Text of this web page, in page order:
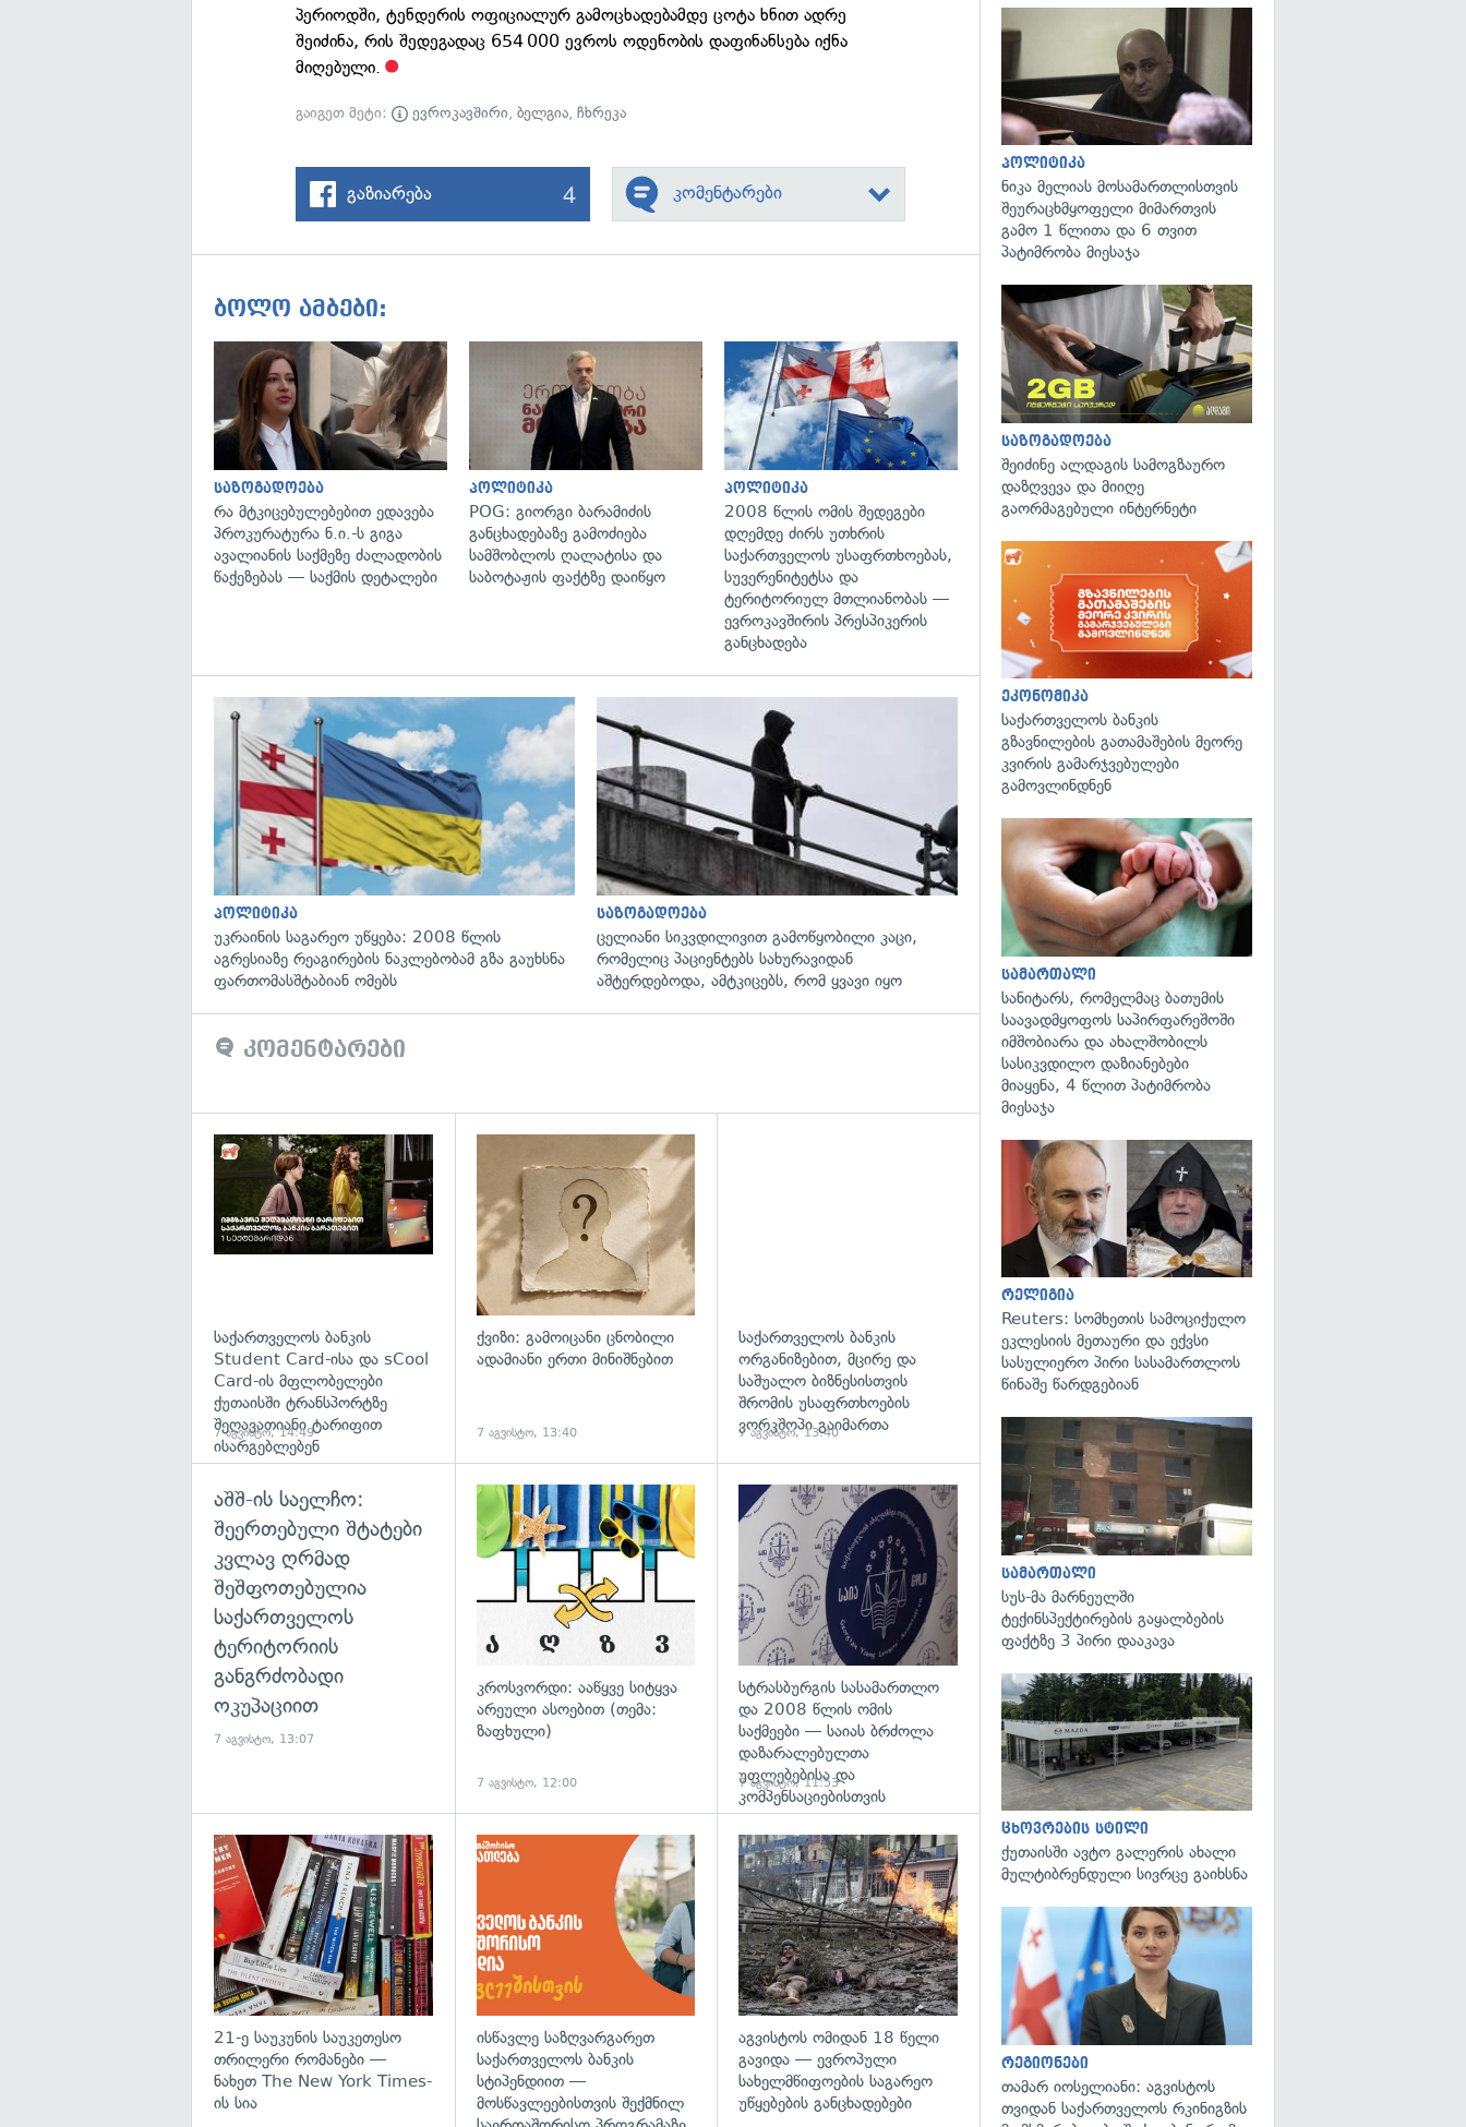
პერიოდში, ტენდერის ოფიციალურ გამოცხადებამდე ცოტა ხნით ადრე
შეიძინა, რის შედეგადაც 654 000 ევროს ოდენობის დაფინანსება იქნა
მიღებული.
გაიგეთ მეტი: ევროკავშირი,ბელგია,ჩხრეკა
გაზიარება 4 კომენტარები
ბოლო ამბები:
საზოგადოება
რა მტკიცებულებებით ედავება
პროკურატურა ნ.ი.-ს გიგა
ავალიანის საქმეზე ძალადობის
წაქეზებას — საქმის დეტალები
გადახედვა
პოლიტიკა
POG: გიორგი ბარამიძის
განცხადებაზე გამოძიება
სამშობლოს ღალატისა და
საბოტაჟის ფაქტზე დაიწყო
გადახედვა
პოლიტიკა
2008 წლის ომის შედეგები
დღემდე ძირს უთხრის
საქართველოს უსაფრთხოებას,
სუვერენიტეტსა და
ტერიტორიულ მთლიანობას —
ევროკავშირის პრესპიკერის
განცხადება
გადახედვა
პოლიტიკა
უკრაინის საგარეო უწყება: 2008 წლის
აგრესიაზე რეაგირების ნაკლებობამ გზა გაუხსნა
ფართომასშტაბიან ომებს
გადახედვა
საზოგადოება
ცელიანი სიკვდილივით გამოწყობილი კაცი,
რომელიც პაციენტებს სახურავიდან
აშტერდებოდა, ამტკიცებს, რომ ყვავი იყო
კომენტარები
საქართველოს ბანკის
Student Card-ისა და sCool
Card-ის მფლობელები
ქუთაისში ტრანსპორტზე
შეღავათიანი ტარიფით
ისარგებლებენ
7 აგვისტო, 14:49
ქვიზი: გამოიცანი ცნობილი
ადამიანი ერთი მინიშნებით
7 აგვისტო, 13:40
საქართველოს ბანკის
ორგანიზებით, მცირე და
საშუალო ბიზნესისთვის
შრომის უსაფრთხოების
ვორკშოპი გაიმართა
7 აგვისტო, 13:40
აშშ-ის საელჩო:
შეერთებული შტატები
კვლავ ღრმად
შეშფოთებულია
საქართველოს
ტერიტორიის
განგრძობადი
ოკუპაციით
7 აგვისტო, 13:07
გადახედვა
კროსვორდი: ააწყვე სიტყვა
არეული ასოებით (თემა:
ზაფხული)
7 აგვისტო, 12:00
გადახედვა
სტრასბურგის სასამართლო
და 2008 წლის ომის
საქმეები — საიას ბრძოლა
დაზარალებულთა
უფლებებისა და
კომპენსაციებისთვის
7 აგვისტო, 11:53
გადახედვა
21-ე საუკუნის საუკეთესო
თრილერი რომანები —
ნახეთ The New York Times-
ის სია
ისწავლე საზღვარგარეთ
საქართველოს ბანკის
სტიპენდიით —
მოსწავლეებისთვის შექმნილ
გადახედვა
აგვისტოს ომიდან 18 წელი
გავიდა — ევროპული
სახელმწიფოების საგარეო
უწყებების განცხადებები
პოლიტიკა
ნიკა მელიას მოსამართლისთვის
შეურაცხმყოფელი მიმართვის
გამო 1 წლითა და 6 თვით
პატიმრობა მიესაჯა
საზოგადოება
შეიძინე ალდაგის სამოგზაურო
დაზღვევა და მიიღე
გაორმაგებული ინტერნეტი
ეკონომიკა
საქართველოს ბანკის
გზავნილების გათამაშების მეორე
კვირის გამარჯვებულები
გამოვლინდნენ
სამართალი
სანიტარს, რომელმაც ბათუმის
საავადმყოფოს საპირფარეშოში
იმშობიარა და ახალშობილს
სასიკვდილო დაზიანებები
მიაყენა, 4 წლით პატიმრობა
მიესაჯა
რელიგია
Reuters: სომხეთის სამოციქულო
ეკლესიის მეთაური და ექვსი
სასულიერო პირი სასამართლოს
წინაშე წარდგებიან
სამართალი
სუს-მა მარნეულში
ტექინსპექტირების გაყალბების
ფაქტზე 3 პირი დააკავა
ცხოვრების სტილი
ქუთაისში ავტო გალერის ახალი
მულტიბრენდული სივრცე გაიხსნა
რეგიონები
თამარ იოსელიანი: აგვისტოს
თვიდან საქართველოს რკინიგზის